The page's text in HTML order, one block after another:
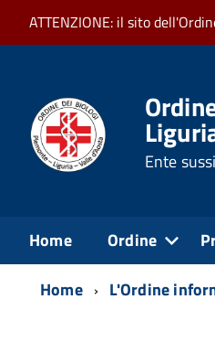
ATTENZIONE: il sito
Ente
Home Ordine
Home
L'Ordine